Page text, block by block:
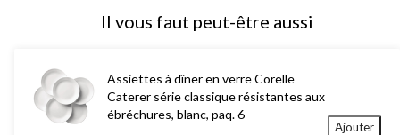
Il vous faut peut-être aussi
Assiettes à dîner en verre Corelle
Caterer série classique résistantes aux
ébréchures, blanc, paq. 6
Ajouter